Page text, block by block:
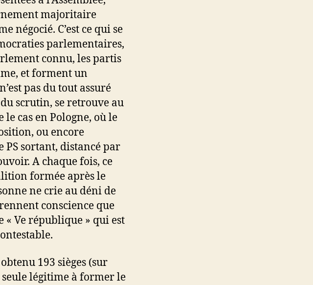
majoritaire
négocié. C’est ce qui se
parlementaires,
connu, les partis
et forment un
pas du tout assuré
scrutin, se retrouve au
le cas en Pologne, où le
ou encore
PS sortant, distancé par
A chaque fois, ce
formée après le
ne crie au déni de
conscience que
« Ve république » qui est
193 sièges (sur
légitime à former le